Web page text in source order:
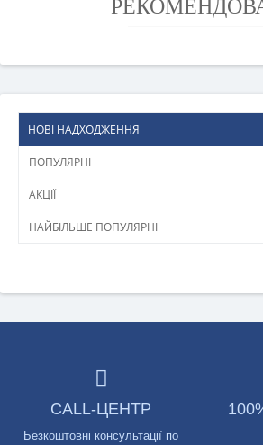
НОВІ НАДХОДЖЕННЯ
ПОПУЛЯРНІ
АКЦІЇ
НАЙБІЛЬШЕ ПОПУЛЯРНІ
CALL-ЦЕНТР
Безкоштовні консультації по